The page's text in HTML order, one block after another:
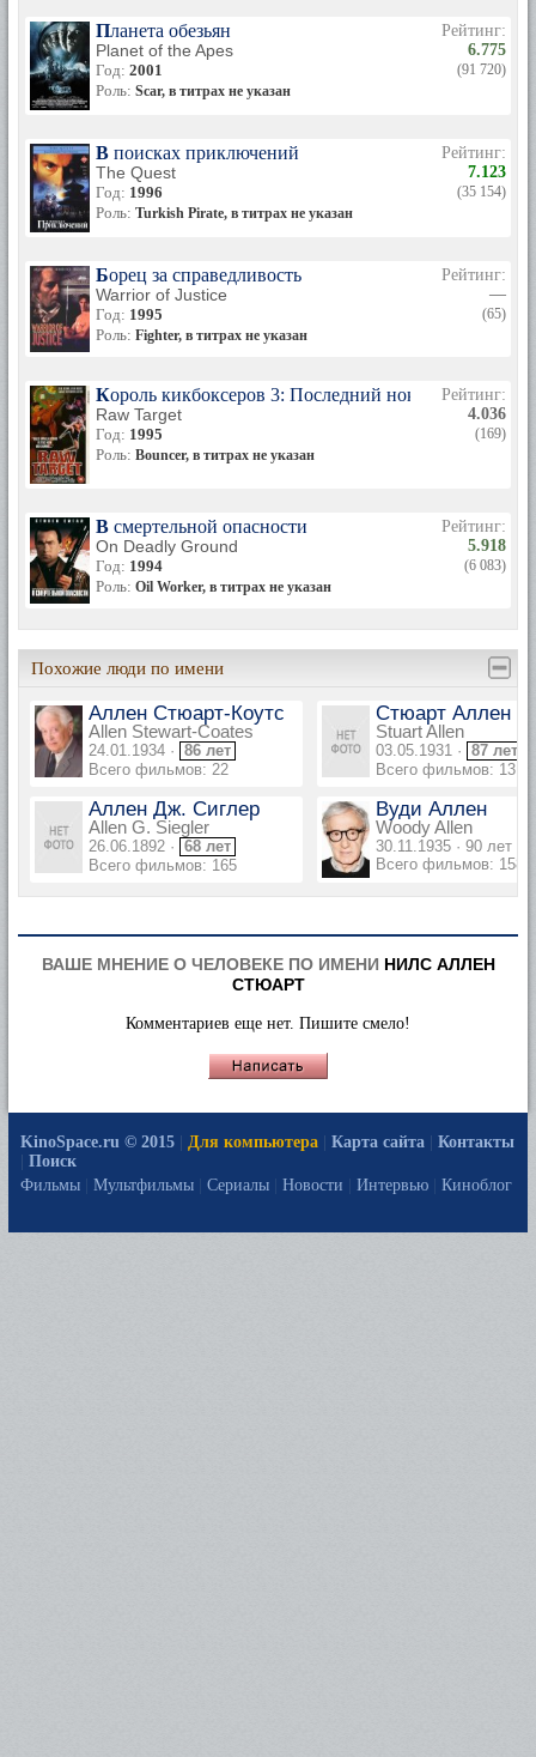
Планета обезьян
Planet of the Apes
Год: 2001
Роль: Scar, в титрах не указан
Рейтинг:
6.775
(91 720)
В поисках приключений
The Quest
Год: 1996
Роль: Turkish Pirate, в титрах не указан
Рейтинг:
7.123
(35 154)
Борец за справедливость
Warrior of Justice
Год: 1995
Роль: Fighter, в титрах не указан
Рейтинг:
—
(65)
Король кикбоксеров 3: Последний нокдаун
Raw Target
Год: 1995
Роль: Bouncer, в титрах не указан
Рейтинг:
4.036
(169)
В смертельной опасности
On Deadly Ground
Год: 1994
Роль: Oil Worker, в титрах не указан
Рейтинг:
5.918
(6 083)
Похожие люди по имени
Аллен Стюарт-Коутс
Allen Stewart-Coates
24.01.1934 · 86 лет
Всего фильмов: 22
Стюарт Аллен
Stuart Allen
03.05.1931 · 87 лет
Всего фильмов: 13
Аллен Дж. Сиглер
Allen G. Siegler
26.06.1892 · 68 лет
Всего фильмов: 165
Вуди Аллен
Woody Allen
30.11.1935 · 90 лет
Всего фильмов: 158
ВАШЕ МНЕНИЕ О ЧЕЛОВЕКЕ ПО ИМЕНИ НИЛС АЛЛЕН
СТЮАРТ
Комментариев еще нет. Пишите смело!
KinoSpace.ru © 2015 Для компьютера Карта сайта
Контакты
Поиск
Фильмы
Мультфильмы Сериалы Новости Интервью Киноблог